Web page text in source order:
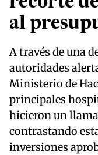
al
A través de una
autoridades
Ministerio de
principales
hicieron un
contrastando
inversiones